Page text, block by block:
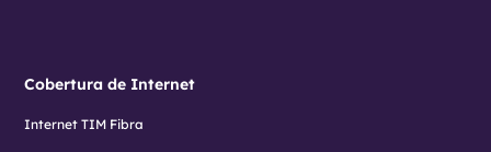
Cobertura de Internet
Internet TIM Fibra